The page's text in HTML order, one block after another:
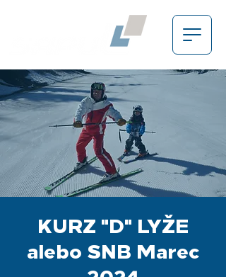
KURZ "D" LYŽE
alebo SNB Marec